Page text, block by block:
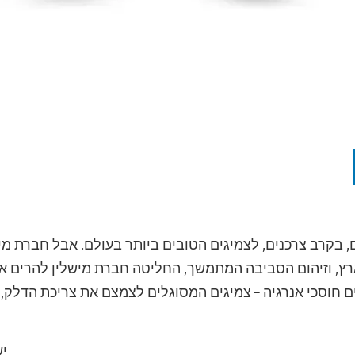
בקרב צרכנים, לצמיגים הטובים ביותר בעולם. אבל חברת
וזיהום הסביבה המתמשך, החליטה חברת מישלין להרים
חוסכי אנרגיה – צמיגים המסוגלים לצמצם את צריכת